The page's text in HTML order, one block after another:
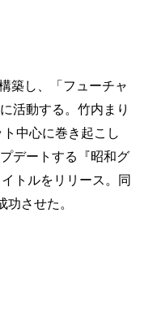
築し、「フューチャ
活動する。竹内まり
中心に巻き起こし
デートする『昭和グ
トルをリリース。同
させた。